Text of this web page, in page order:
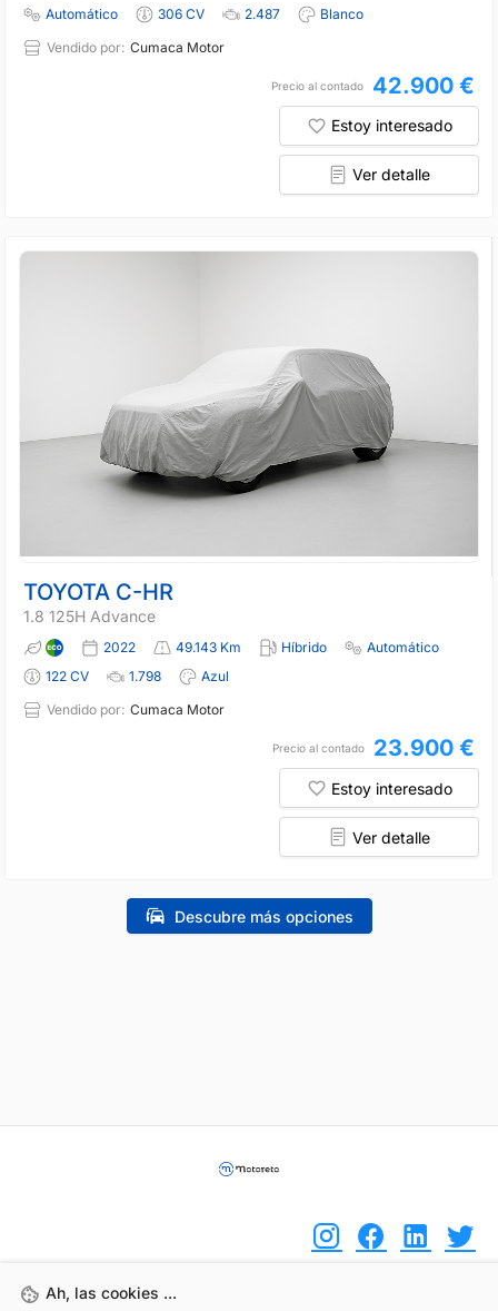
Automático
306 CV 2.487
Blanco
Vendido por: Cumaca Motor
Precio al contado 42.900 €
Estoy interesado
Ver detalle
TOYOTA C-HR
1.8 125H Advance
2022 49.143 Km Híbrido
Automático
122 CV
1.798
Azul
Vendido por: Cumaca Motor
Precio al contado 23.900 €
Estoy interesado
Ver detalle
Descubre más opciones
Ah, las cookies ...